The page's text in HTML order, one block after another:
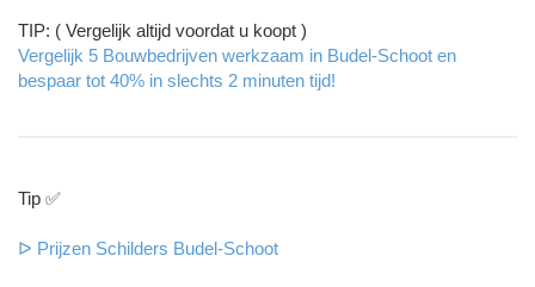
TIP: ( Vergelijk altijd voordat u koopt )
Vergelijk 5 Bouwbedrijven werkzaam in Budel-Schoot en
bespaar tot 40% in slechts 2 minuten tijd!
Tip ✅
ᐅ Prijzen Schilders Budel-Schoot